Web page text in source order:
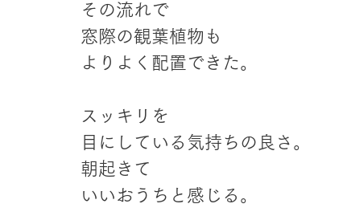
その流れで
窓際の観葉植物も
よりよく配置できた。
スッキリを
目にしている気持ちの良さ。
朝起きて
いいおうちと感じる。